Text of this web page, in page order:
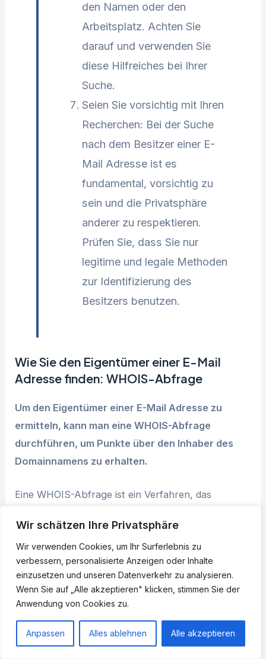
Wir schätzen Ihre Privatsphäre
Wir verwenden Cookies, um Ihr Surferlebnis zu
verbessern, personalisierte Anzeigen oder Inhalte
einzusetzen und unseren Datenverkehr zu analysieren.
Wenn Sie auf „Alle akzeptieren" klicken, stimmen Sie der
Anwendung von Cookies zu.
Anpassen Alles ablehnen Alle akzeptieren
den Namen oder den
Arbeitsplatz. Achten Sie
darauf und verwenden Sie
diese Hilfreiches bei Ihrer
Suche.
Seien Sie vorsichtig mit Ihren
Recherchen: Bei der Suche
nach dem Besitzer einer E-
Mail Adresse ist es
fundamental, vorsichtig zu
sein und die Privatsphäre
anderer zu respektieren.
Prüfen Sie, dass Sie nur
legitime und legale Methoden
zur Identifizierung des
Besitzers benutzen.
Wie Sie den Eigentümer einer E-Mail
Adresse finden: WHOIS-Abfrage
Um den Eigentümer einer E-Mail Adresse zu
ermitteln, kann man eine WHOIS-Abfrage
durchführen, um Punkte über den Inhaber des
Domainnamens zu erhalten.
Eine WHOIS-Abfrage ist ein Verfahren, das
Inhaber einer Domain oder einer IP-Adresse zu
finden. Dies kann auch Hilfreiches über den
Eigentümer einer E-Mail-Adresse enthalten, wenn
diese mit einer Domain verknüpft ist.
verschiedenartige Online-Dienste und Tools, die